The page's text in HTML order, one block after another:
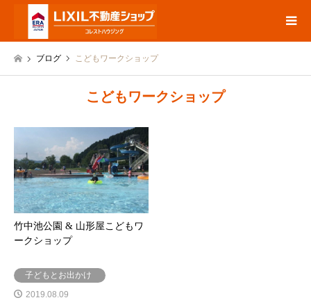
ブログ こどもワークショップ
こどもワークショップ
竹中池公園 & 山形屋こどもワ
ークショップ
子どもとお出かけ
2019.08.09